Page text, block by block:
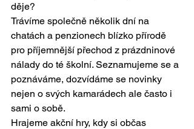
děje?
Trávíme společně několik dní na
chatách a penzionech blízko přírodě
pro příjemnější přechod z prázdninové
nálady do té školní. Seznamujeme se a
poznáváme, dozvídáme se novinky
nejen o svých kamarádech ale často i
sami o sobě.
Hrajeme akční hry, kdy si občas